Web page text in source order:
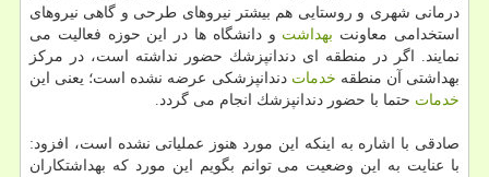
درمانی شهری و روستایی هم بیشتر نیروهای طرحی و گاهی نیروهای
استخدامی معاونت بهداشت و دانشگاه ها در این حوزه فعالیت می
نمایند. اگر در منطقه ای دندانپزشك حضور نداشته است، در مركز
بهداشتی آن منطقه خدمات دندانپزشكی عرضه نشده است؛ یعنی این
خدمات حتما با حضور دندانپزشك انجام می گردد.
صادقی با اشاره به اینكه این مورد هنوز عملیاتی نشده است، افزود:
با عنایت به این وضعیت می توانم بگویم این مورد كه بهداشتكاران